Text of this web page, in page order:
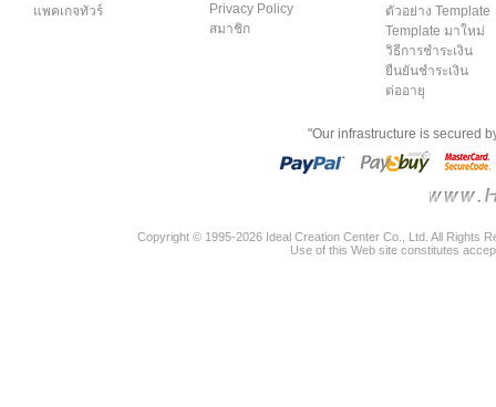
แพคเกจทัวร์
Privacy Policy
สมาชิก
ตัวอย่าง Template
Template มาใหม่
วิธีการชำระเงิน
ยืนยันชำระเงิน
ต่ออายุ
"Our infrastructure is secured
Copyright © 1995-2026 Ideal Creation Center Co., Ltd. All Rights
Use of this Web site constitutes